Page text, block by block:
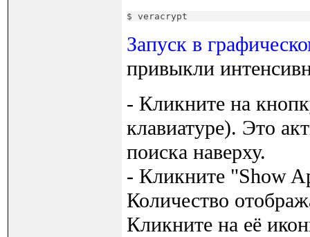
$ veracrypt
Запуск в
привыкли
- Кликните на
клавиатуре). Это
поиска наверху.
- Кликните "Show
Количество
Кликните на её